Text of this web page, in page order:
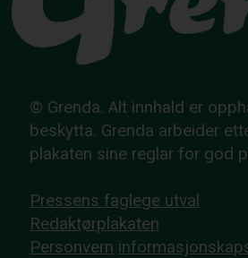
© Grenda. Alt innhald er
beskytta. Grenda arbeider
plakaten sine reglar for god
Pressens faglege utval
Redaktørplakaten
Personvern